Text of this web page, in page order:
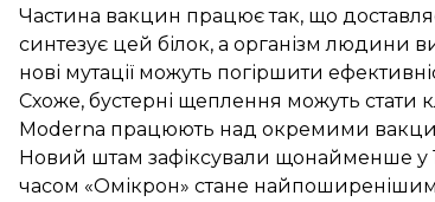
Частина вакцин працює так, що
синтезує цей білок, а організм людини
нові мутації можуть погіршити
Схоже, бустерні щеплення можуть стати
Moderna працюють над окремими
Новий штам зафіксували щонайменше у
часом «Омікрон» стане найпоширенішим